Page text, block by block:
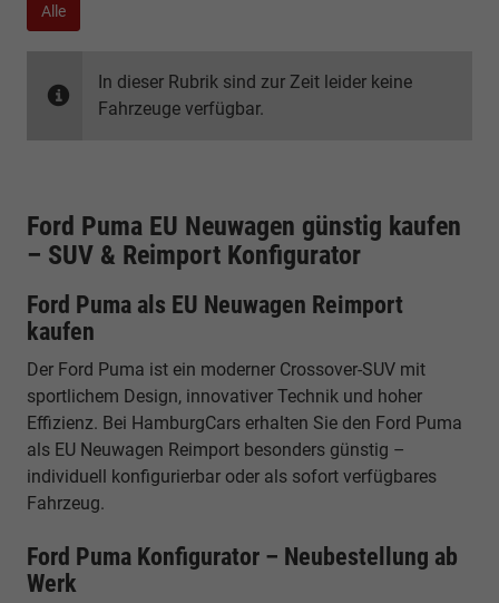
Alle
In dieser Rubrik sind zur Zeit leider keine
Fahrzeuge verfügbar.
Ford Puma EU Neuwagen günstig kaufen
– SUV & Reimport Konfigurator
Ford Puma als EU Neuwagen Reimport
kaufen
Der Ford Puma ist ein moderner Crossover-SUV mit
sportlichem Design, innovativer Technik und hoher
Effizienz. Bei HamburgCars erhalten Sie den Ford Puma
als EU Neuwagen Reimport besonders günstig –
individuell konfigurierbar oder als sofort verfügbares
Fahrzeug.
Ford Puma Konfigurator – Neubestellung ab
Werk